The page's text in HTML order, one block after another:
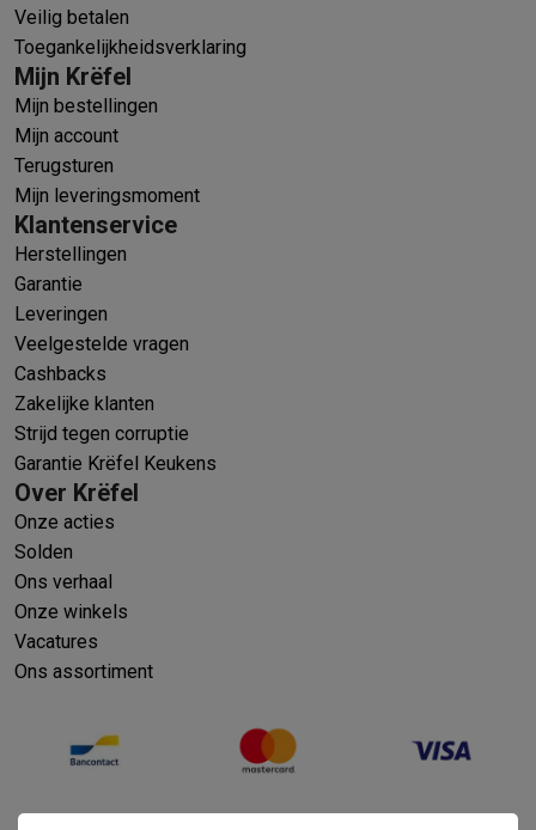
Veilig betalen
Toegankelijkheidsverklaring
Mijn Krëfel
Mijn bestellingen
Mijn account
Terugsturen
Mijn leveringsmoment
Klantenservice
Herstellingen
Garantie
Leveringen
Veelgestelde vragen
Cashbacks
Zakelijke klanten
Strijd tegen corruptie
Garantie Krëfel Keukens
Over Krëfel
Onze acties
Solden
Ons verhaal
Onze winkels
Vacatures
Ons assortiment